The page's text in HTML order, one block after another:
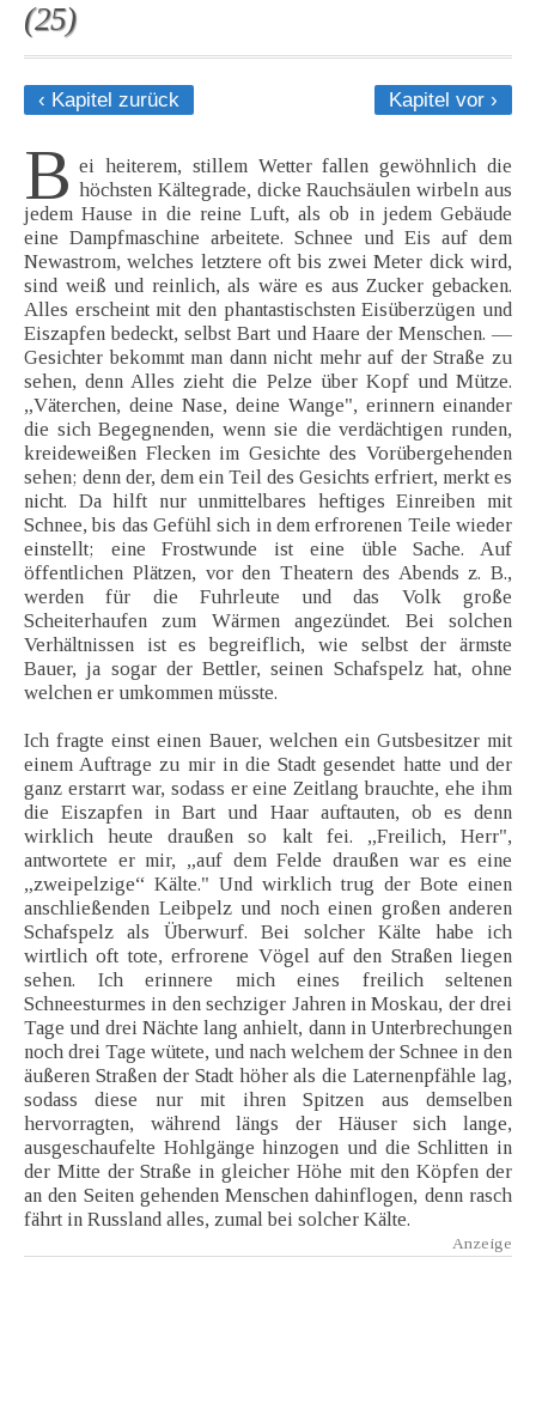
(25)
‹ Kapitel zurück Kapitel vor ›
B ei heiterem, stillem Wetter fallen gewöhnlich die
höchsten Kältegrade, dicke Rauchsäulen wirbeln aus
jedem Hause in die reine Luft, als ob in jedem Gebäude
eine Dampfmaschine arbeitete. Schnee und Eis auf dem
Newastrom, welches letztere oft bis zwei Meter dick wird,
sind weiß und reinlich, als wäre es aus Zucker gebacken.
Alles erscheint mit den phantastischsten Eisüberzügen und
Eiszapfen bedeckt, selbst Bart und Haare der Menschen. —
Gesichter bekommt man dann nicht mehr auf der Straße zu
sehen, denn Alles zieht die Pelze über Kopf und Mütze.
„Väterchen, deine Nase, deine Wange", erinnern einander
die sich Begegnenden, wenn sie die verdächtigen runden,
kreideweißen Flecken im Gesichte des Vorübergehenden
sehen; denn der, dem ein Teil des Gesichts erfriert, merkt es
nicht. Da hilft nur unmittelbares heftiges Einreiben mit
Schnee, bis das Gefühl sich in dem erfrorenen Teile wieder
einstellt; eine Frostwunde ist eine üble Sache. Auf
öffentlichen Plätzen, vor den Theatern des Abends z. B.,
werden für die Fuhrleute und das Volk große
Scheiterhaufen zum Wärmen angezündet. Bei solchen
Verhältnissen ist es begreiflich, wie selbst der ärmste
Bauer, ja sogar der Bettler, seinen Schafspelz hat, ohne
welchen er umkommen müsste.
Ich fragte einst einen Bauer, welchen ein Gutsbesitzer mit
einem Auftrage zu mir in die Stadt gesendet hatte und der
ganz erstarrt war, sodass er eine Zeitlang brauchte, ehe ihm
die Eiszapfen in Bart und Haar auftauten, ob es denn
wirklich heute draußen so kalt fei. „Freilich, Herr",
antwortete er mir, „auf dem Felde draußen war es eine
„zweipelzige“ Kälte." Und wirklich trug der Bote einen
anschließenden Leibpelz und noch einen großen anderen
Schafspelz als Überwurf. Bei solcher Kälte habe ich
wirtlich oft tote, erfrorene Vögel auf den Straßen liegen
sehen. Ich erinnere mich eines freilich seltenen
Schneesturmes in den sechziger Jahren in Moskau, der drei
Tage und drei Nächte lang anhielt, dann in Unterbrechungen
noch drei Tage wütete, und nach welchem der Schnee in den
äußeren Straßen der Stadt höher als die Laternenpfähle lag,
sodass diese nur mit ihren Spitzen aus demselben
hervorragten, während längs der Häuser sich lange,
ausgeschaufelte Hohlgänge hinzogen und die Schlitten in
der Mitte der Straße in gleicher Höhe mit den Köpfen der
an den Seiten gehenden Menschen dahinflogen, denn rasch
fährt in Russland alles, zumal bei solcher Kälte.